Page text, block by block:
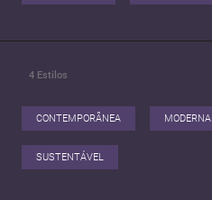
4 Estilos
CONTEMPORÂNEA MODERNA
SUSTENTÁVEL